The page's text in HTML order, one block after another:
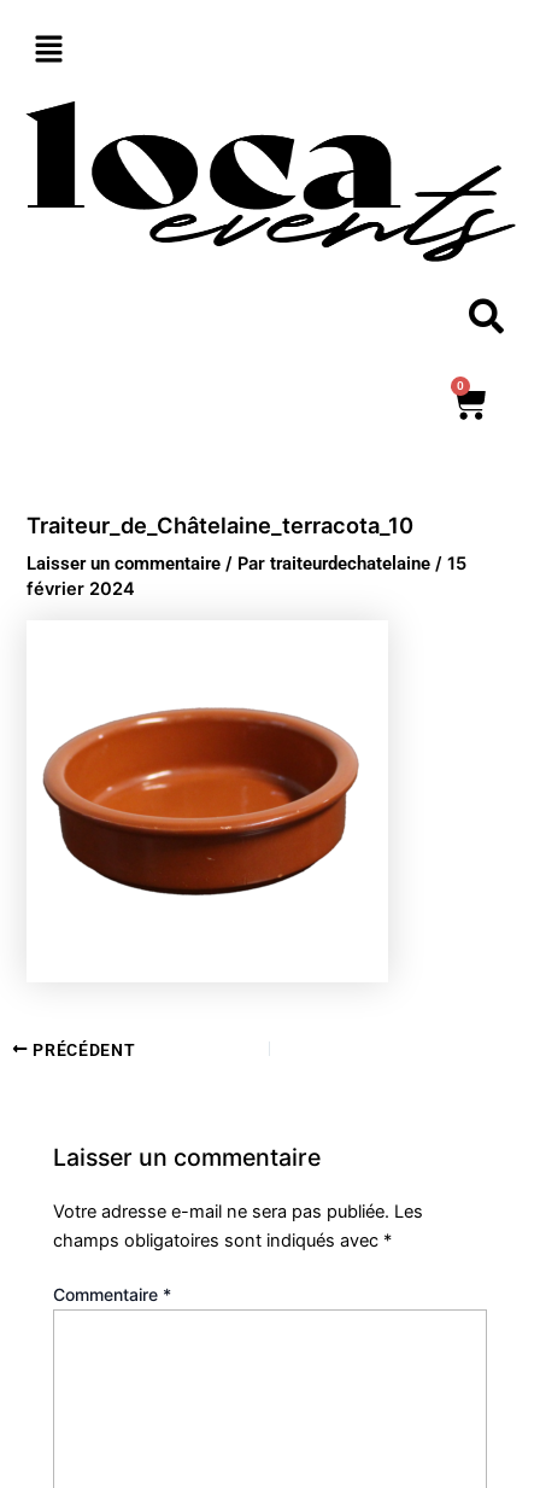
0
Traiteur_de_Châtelaine_terracota_10
Laisser un commentaire / Partraiteurdechatelaine/15
février 2024
PRÉCÉDENT
Laisser un commentaire
Votre adresse e-mail ne sera pas publiée. Les
champs obligatoires sont indiqués avec *
Commentaire *